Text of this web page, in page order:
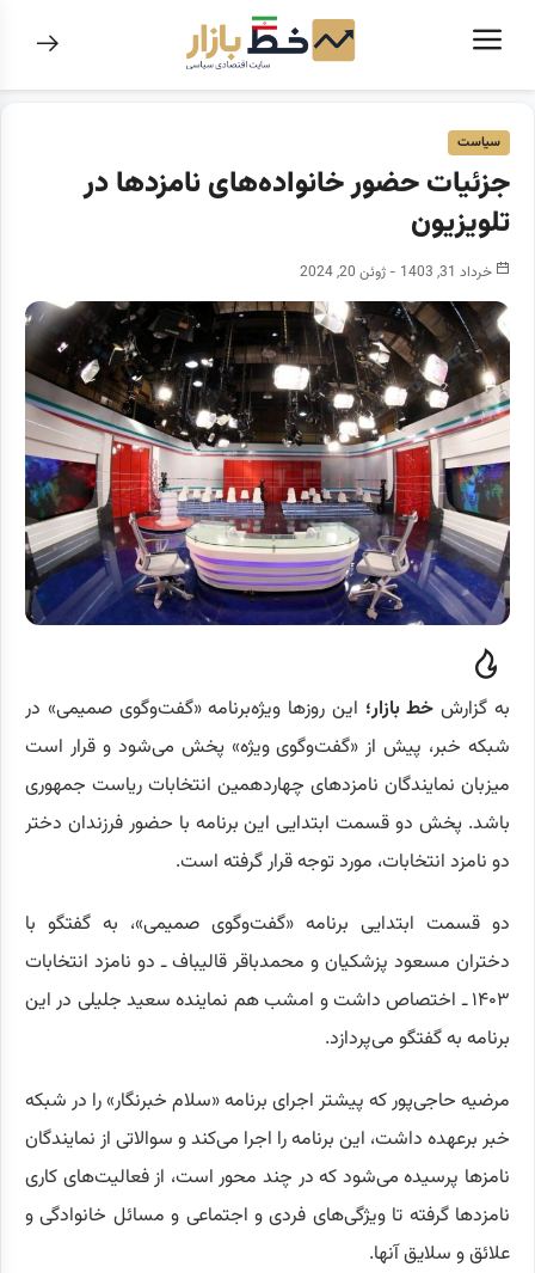
سیاست
جزئیات حضور خانواده‌های نامزد‌ها در
تلویزیون
خرداد 31, 1403 - ژوئن 20, 2024
به گزارش خط بازار؛ این روز‌ها ویژه‌برنامه «گفت‌وگوی صمیمی» در
شبکه خبر، پیش از «گفت‌وگوی ویژه» پخش می‌شود و قرار است
میزبان نمایندگان نامزد‌های چهاردهمین انتخابات ریاست جمهوری
باشد. پخش دو قسمت ابتدایی این برنامه با حضور فرزندان دختر
دو نامزد انتخابات، مورد توجه قرار گرفته است.
دو قسمت ابتدایی برنامه «گفت‌وگوی صمیمی»، به گفتگو با
دختران مسعود پزشکیان و محمدباقر قالیباف ـ دو نامزد انتخابات
۱۴۰۳ ـ اختصاص داشت و امشب هم نماینده سعید جلیلی در این
برنامه به گفتگو می‌پردازد.
مرضیه حاجی‌پور که پیشتر اجرای برنامه «سلام خبرنگار» را در شبکه
خبر برعهده داشت، این برنامه را اجرا می‌کند و سوالاتی از نمایندگان
نامز‌ها پرسیده می‌شود که در چند محور است، از فعالیت‌های کاری
نامزد‌ها گرفته تا ویژگی‌های فردی و اجتماعی و مسائل خانوادگی و
علائق و سلایق آنها.